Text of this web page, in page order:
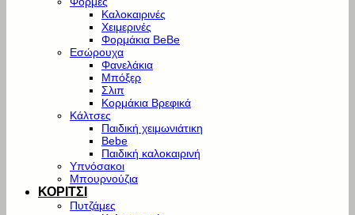
Καλοκαιρινές
Χειμερινές
Φορμάκια BeBe
Εσώρουχα
Φανελάκια
Μπόξερ
Σλιπ
Κορμάκια Βρεφικά
Κάλτσες
Παιδική χειμωνιάτικη
Bebe
Παιδική καλοκαιρινή
Υπνόσακοι
Μπουρνούζια
ΚΟΡΙΤΣΙ
Πυτζάμες